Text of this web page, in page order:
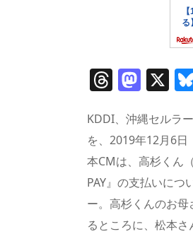
T
h
re
a
d
s
M
a
st
o
d
o
n
X
KDDI、沖縄セルラ
を、2019年12月6日
本CMは、高杉くん
PAY』の支払いにつ
ー。高杉くんのお
るところに、松本